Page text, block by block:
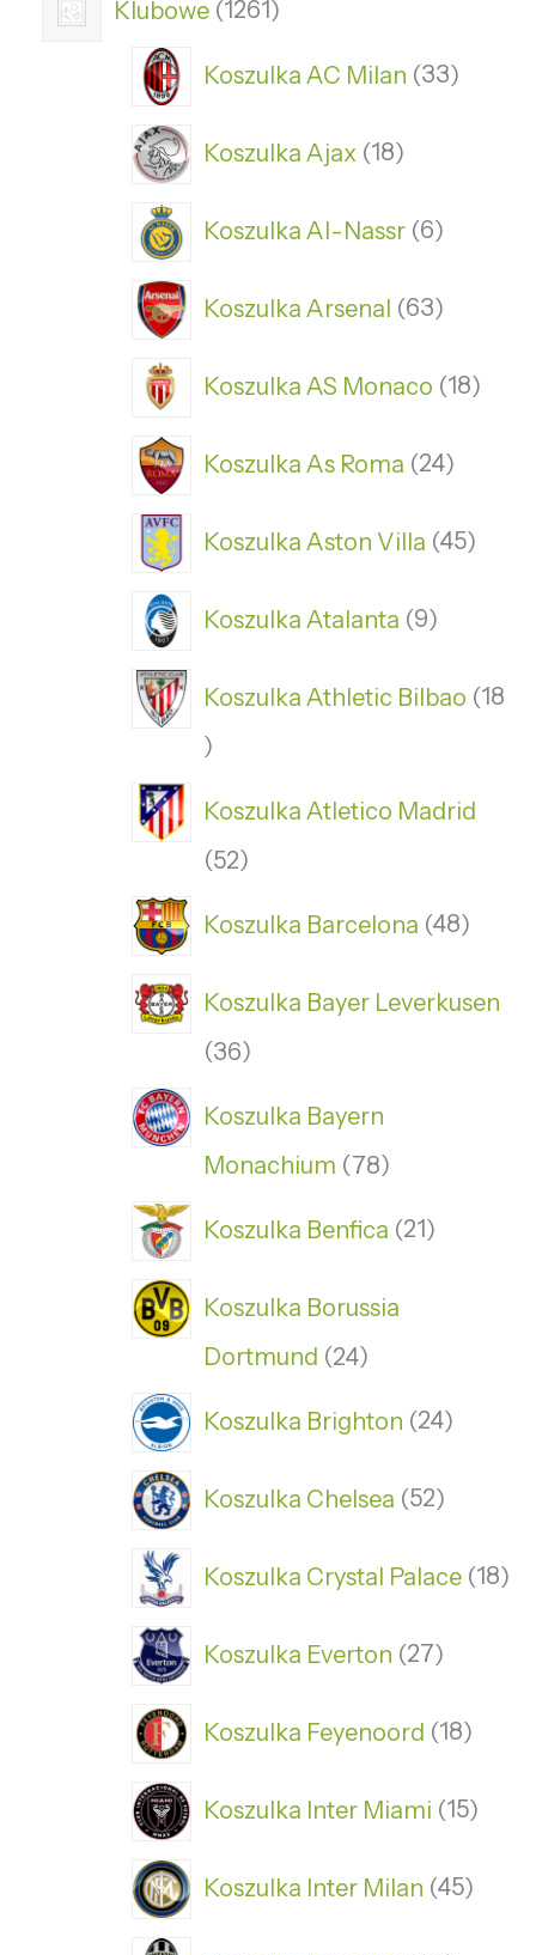
Klubowe 1261
Koszulka AC Milan 33
Koszulka Ajax 18
Koszulka Al-Nassr 6
Koszulka Arsenal 63
Koszulka AS Monaco 18
Koszulka As Roma 24
Koszulka Aston Villa 45
Koszulka Atalanta 9
Koszulka Athletic Bilbao 18
Koszulka Atletico Madrid
52
Koszulka Barcelona 48
Koszulka Bayer Leverkusen
36
Koszulka Bayern
Monachium
78
Koszulka Benfica 21
Koszulka Borussia
Dortmund
24
Koszulka Brighton 24
Koszulka Chelsea 52
Koszulka Crystal Palace 18
Koszulka Everton 27
Koszulka Feyenoord 18
Koszulka Inter Miami 15
Koszulka Inter Milan 45